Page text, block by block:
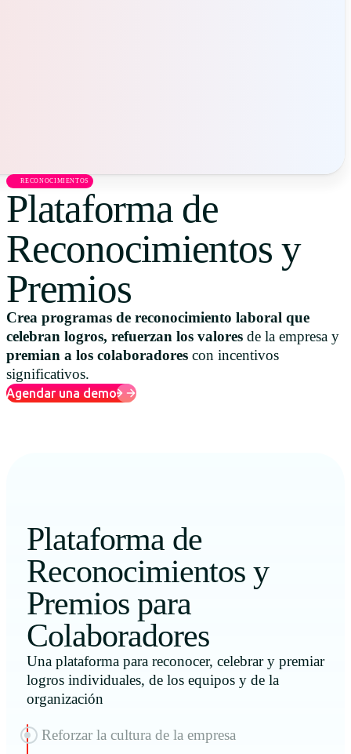
Português
RECONOCIMIENTOS
Plataforma de
Reconocimientos y
Premios
Crea programas de reconocimiento laboral que
celebran logros, refuerzan los valores de la empresa y
premian a los colaboradores con incentivos
significativos.
Agendar una demo
Plataforma de
Reconocimientos y
Premios para
Colaboradores
Una plataforma para reconocer, celebrar y premiar
logros individuales, de los equipos y de la
organización
Reforzar la cultura de la empresa